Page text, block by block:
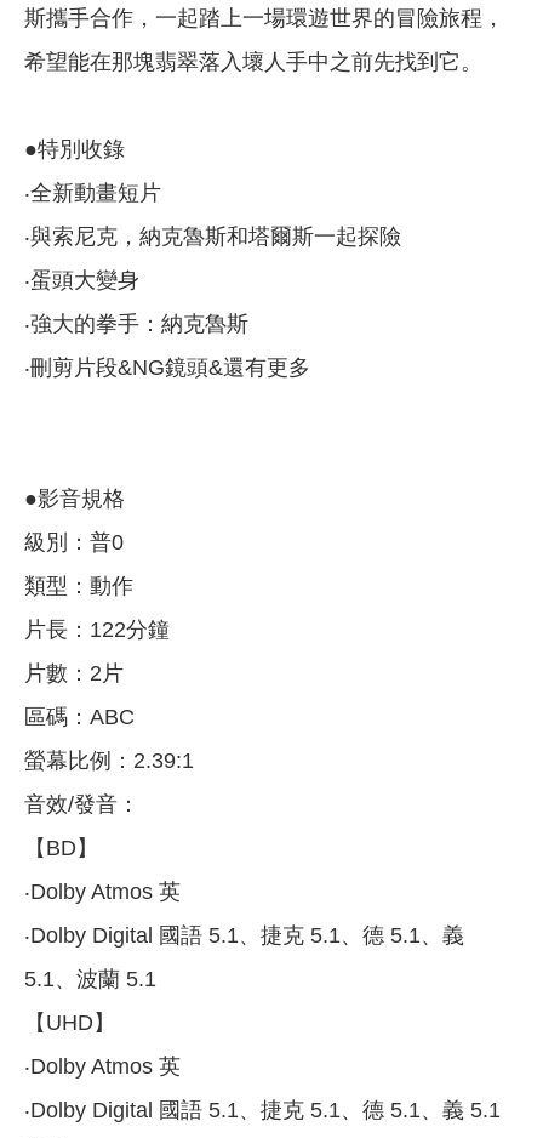
斯攜手合作，一起踏上一場環遊世界的冒險旅程，
希望能在那塊翡翠落入壞人手中之前先找到它。
●特別收錄
‧全新動畫短片
‧與索尼克，納克魯斯和塔爾斯一起探險
‧蛋頭大變身
‧強大的拳手：納克魯斯
‧刪剪片段&NG鏡頭&還有更多
●影音規格
級別：普0
類型：動作
片長：122分鐘
片數：2片
區碼：ABC
螢幕比例：2.39:1
音效/發音：
【BD】
‧Dolby Atmos 英
‧Dolby Digital 國語 5.1、捷克 5.1、德 5.1、義
5.1、波蘭 5.1
【UHD】
‧Dolby Atmos 英
‧Dolby Digital 國語 5.1、捷克 5.1、德 5.1、義 5.1